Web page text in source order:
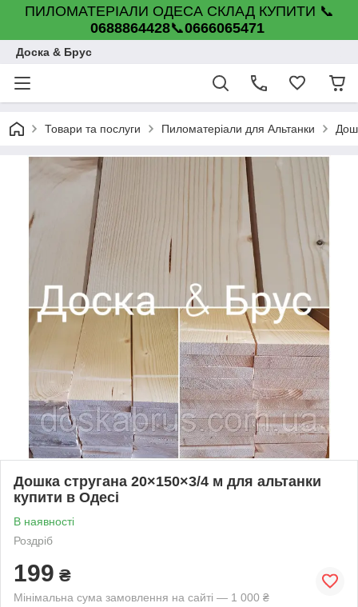
ПИЛОМАТЕРІАЛИ ОДЕСА СКЛАД КУПИТИ 📞
0688864428📞0666065471
Доска & Брус
Товари та послуги Пиломатеріали для Альтанки
Дошка стругана 20×150×3/4 м для альтанки
купити в Одесі
В наявності
Роздріб
199 ₴
Мінімальна сума замовлення на сайті — 1 000 ₴